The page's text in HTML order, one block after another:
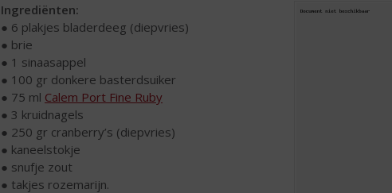
Ingrediënten:
● 6 plakjes bladerdeeg (diepvries)
● brie
● 1 sinaasappel
● 100 gr donkere basterdsuiker
● 75 ml Calem Port Fine Ruby
● 3 kruidnagels
● 250 gr cranberry’s (diepvries)
● kaneelstokje
● snufje zout
● takjes rozemarijn.